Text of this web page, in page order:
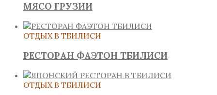
МЯСО ГРУЗИИ
ОТДЫХ В ТБИЛИСИ
РЕСТОРАН ФАЭТОН ТБИЛИСИ
ОТДЫХ В ТБИЛИСИ